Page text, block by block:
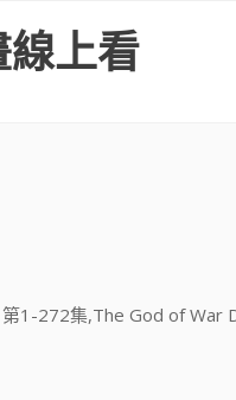
上看
1-272集,The God of